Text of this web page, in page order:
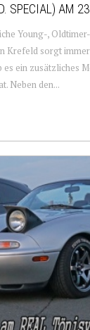
SPECIAL) AM
Young-,
Krefeld sorgt
es ein zusätzliches
Neben den...